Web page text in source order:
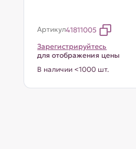
Артикул41811005
Зарегистрируйтесь
для отображения цены
В наличии <1000 шт.